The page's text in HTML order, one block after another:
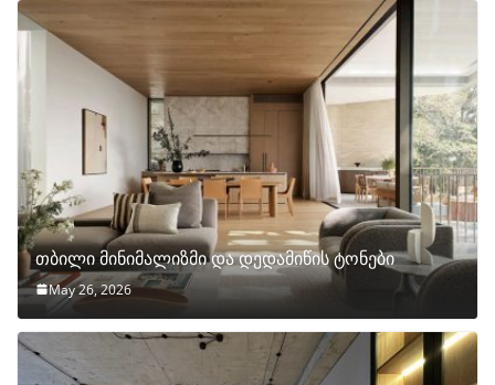
თბილი მინიმალიზმი და დედამიწის ტონები
May 26, 2026